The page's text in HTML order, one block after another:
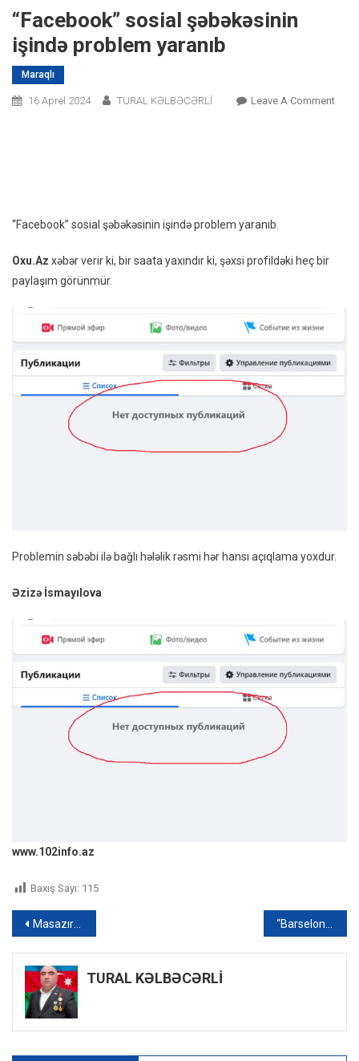
“Facebook” sosial şəbəkəsinin
işində problem yaranıb
Maraqlı
16 Aprel 2024 TURAL KƏLBƏCƏRLİ Leave A CommentOn
“Facebook” sosial şəbəkəsinin işində problem yaranıb.
Oxu.Az xəbər verir ki, bir saata yaxındır ki, şəxsi profildəki heç bir
paylaşım görünmür.
Problemin səbəbi ilə bağlı hələlik rəsmi hər hansı açıqlama yoxdur.
Əzizə İsmayılova
www.102info.az
Baxış Sayı: 115
Yazı
naviqasiyası
Masazırda evdən 85 min manatlıq qızıl oğurlanıb “Barselona” Rafinya üçün astronomik məbləğ təyin edib
TURAL KƏLBƏCƏRLİ